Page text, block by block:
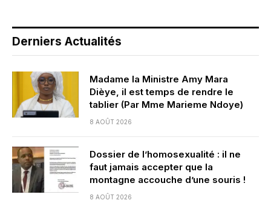
Derniers Actualités
Madame la Ministre Amy Mara
Dièye, il est temps de rendre le
tablier (Par Mme Marieme Ndoye)
8 AOÛT 2026
Dossier de l’homosexualité : il ne
faut jamais accepter que la
montagne accouche d’une souris !
8 AOÛT 2026